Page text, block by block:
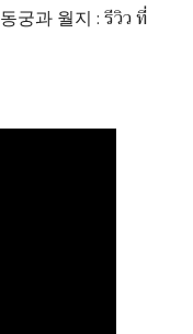
궁과 월지 : รีวิว ที่